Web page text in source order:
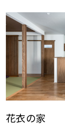
花衣の家